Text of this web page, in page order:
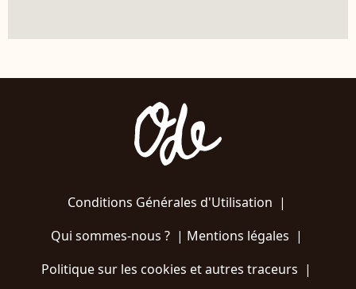
Conditions Générales d'Utilisation |
Qui sommes-nous ?| Mentions légales |
Politique sur les cookies et autres traceurs |